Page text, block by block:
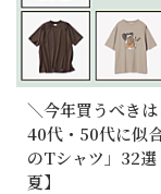
＼今年買うべき
40代・50代に似
のTシャツ」32
夏】